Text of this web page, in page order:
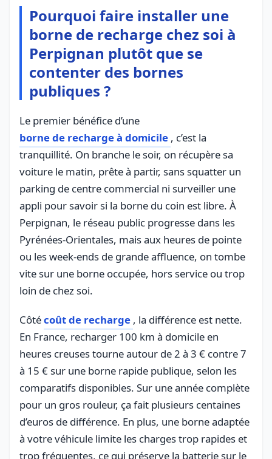
Pourquoi faire installer une
borne de recharge chez soi à
Perpignan plutôt que se
contenter des bornes
publiques ?
Le premier bénéfice d’une
borne de recharge à domicile , c’est la
tranquillité. On branche le soir, on récupère sa
voiture le matin, prête à partir, sans squatter un
parking de centre commercial ni surveiller une
appli pour savoir si la borne du coin est libre. À
Perpignan, le réseau public progresse dans les
Pyrénées-Orientales, mais aux heures de pointe
ou les week-ends de grande affluence, on tombe
vite sur une borne occupée, hors service ou trop
loin de chez soi.
Côtécoût de recharge , la différence est nette.
En France, recharger 100 km à domicile en
heures creuses tourne autour de 2 à 3 € contre 7
à 15 € sur une borne rapide publique, selon les
comparatifs disponibles. Sur une année complète
pour un gros rouleur, ça fait plusieurs centaines
d’euros de différence. En plus, une borne adaptée
à votre véhicule limite les charges trop rapides et
trop fréquentes, ce qui préserve la batterie sur le